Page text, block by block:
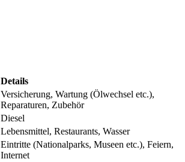
Details
Versicherung, Wartung (Ölwechsel etc.),
Reparaturen, Zubehör
Diesel
Lebensmittel, Restaurants, Wasser
Eintritte (Nationalparks, Museen etc.), Feiern,
Internet